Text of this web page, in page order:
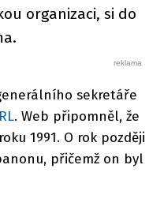
organizaci, si do
sekretáře
. Web připomněl, že
1991. O rok později
přičemž on byl